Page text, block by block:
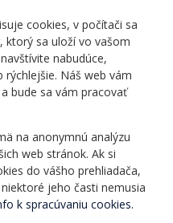
Rozvrh hodín
Ochrana osobných
údajov
Všeobecné obchodné
podmienky
cookies, v počítači sa
ktorý sa uloží vo vašom
nabudúce,
Náš web vám
bude sa vám pracovať
na anonymnú analýzu
web stránok. Ak si
do vášho prehliadača,
jeho časti nemusia
k spracúvaniu cookies.